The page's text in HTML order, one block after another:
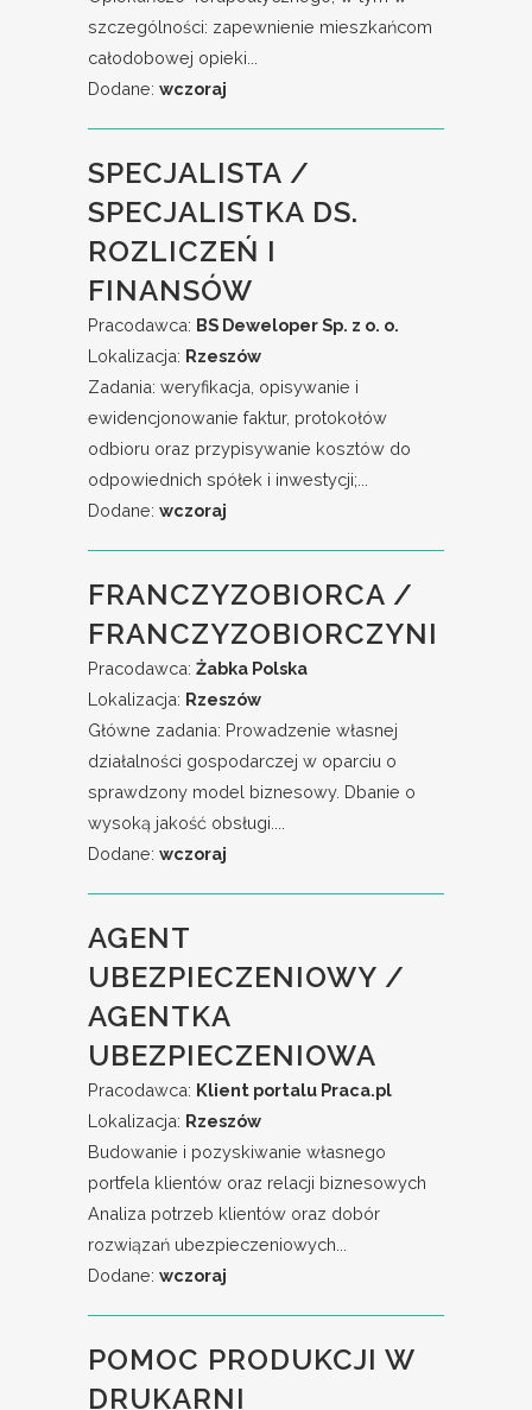
szczególności: zapewnienie mieszkańcom
całodobowej opieki...
Dodane: wczoraj
SPECJALISTA /
SPECJALISTKA DS.
ROZLICZEŃ I
FINANSÓW
Pracodawca: BS Deweloper Sp. z o. o.
Lokalizacja: Rzeszów
Zadania: weryfikacja, opisywanie i
ewidencjonowanie faktur, protokołów
odbioru oraz przypisywanie kosztów do
odpowiednich spółek i inwestycji;...
Dodane: wczoraj
FRANCZYZOBIORCA /
FRANCZYZOBIORCZYNI
Pracodawca: Żabka Polska
Lokalizacja: Rzeszów
Główne zadania: Prowadzenie własnej
działalności gospodarczej w oparciu o
sprawdzony model biznesowy. Dbanie o
wysoką jakość obsługi....
Dodane: wczoraj
AGENT
UBEZPIECZENIOWY /
AGENTKA
UBEZPIECZENIOWA
Pracodawca: Klient portalu Praca.pl
Lokalizacja: Rzeszów
Budowanie i pozyskiwanie własnego
portfela klientów oraz relacji biznesowych
Analiza potrzeb klientów oraz dobór
rozwiązań ubezpieczeniowych...
Dodane: wczoraj
POMOC PRODUKCJI W
DRUKARNI